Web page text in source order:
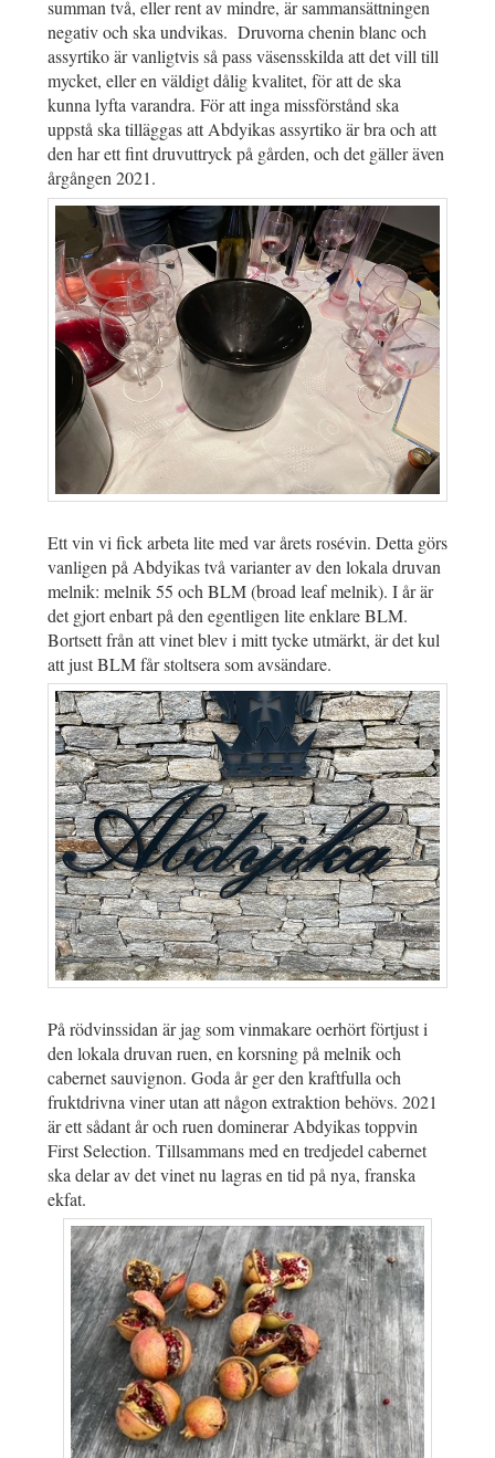
summan två, eller rent av mindre, är sammansättningen
negativ och ska undvikas. Druvorna chenin blanc och
assyrtiko är vanligtvis så pass väsensskilda att det vill till
mycket, eller en väldigt dålig kvalitet, för att de ska
kunna lyfta varandra. För att inga missförstånd ska
uppstå ska tilläggas att Abdyikas assyrtiko är bra och att
den har ett fint druvuttryck på gården, och det gäller även
årgången 2021.
Ett vin vi fick arbeta lite med var årets rosévin. Detta görs
vanligen på Abdyikas två varianter av den lokala druvan
melnik: melnik 55 och BLM (broad leaf melnik). I år är
det gjort enbart på den egentligen lite enklare BLM.
Bortsett från att vinet blev i mitt tycke utmärkt, är det kul
att just BLM får stoltsera som avsändare.
På rödvinssidan är jag som vinmakare oerhört förtjust i
den lokala druvan ruen, en korsning på melnik och
cabernet sauvignon. Goda år ger den kraftfulla och
fruktdrivna viner utan att någon extraktion behövs. 2021
är ett sådant år och ruen dominerar Abdyikas toppvin
First Selection. Tillsammans med en tredjedel cabernet
ska delar av det vinet nu lagras en tid på nya, franska
ekfat.